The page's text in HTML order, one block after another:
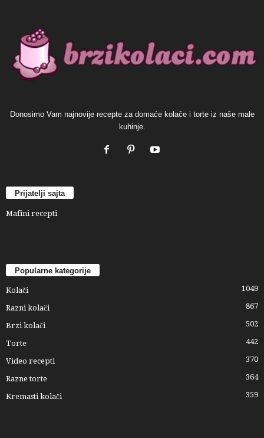
Donosimo Vam najnovije recepte za domaće kolače i torte iz naše male
kuhinje.
Prijatelji sajta
Mafini recepti
Popularne kategorije
Kolači 1049
Razni kolači 867
Brzi kolači 502
Torte 442
Video recepti 370
Razne torte 364
Kremasti kolači 359